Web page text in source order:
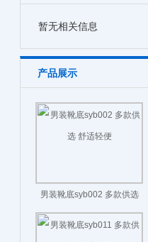
暂无相关信息
产品展示
男装靴底syb002 多款供选
舒适轻便